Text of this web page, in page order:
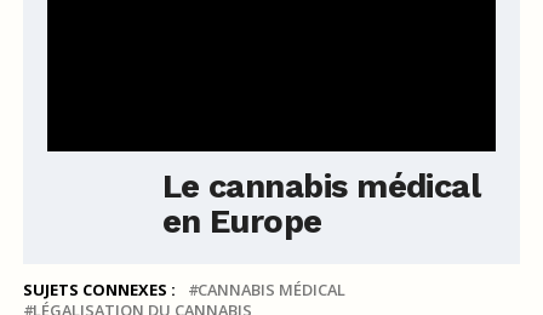
Le cannabis médical
en Europe
SUJETS CONNEXES :
CANNABIS MÉDICAL
LÉGALISATION DU CANNABIS